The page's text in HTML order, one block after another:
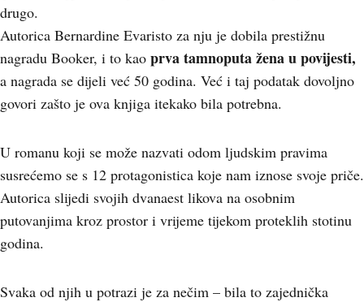
drugo.
Autorica Bernardine Evaristo za nju je dobila prestižnu
nagradu Booker, i to kao prva tamnoputa žena u povijesti,
a nagrada se dijeli već 50 godina. Već i taj podatak dovoljno
govori zašto je ova knjiga itekako bila potrebna.
U romanu koji se može nazvati odom ljudskim pravima
susrećemo se s 12 protagonistica koje nam iznose svoje priče.
Autorica slijedi svojih dvanaest likova na osobnim
putovanjima kroz prostor i vrijeme tijekom proteklih stotinu
godina.
Svaka od njih u potrazi je za nečim – bila to zajednička